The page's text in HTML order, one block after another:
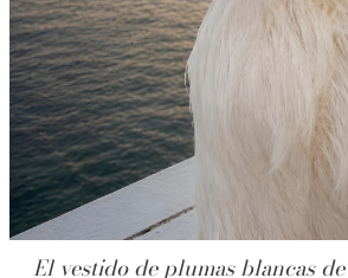
El vestido de plumas blancas